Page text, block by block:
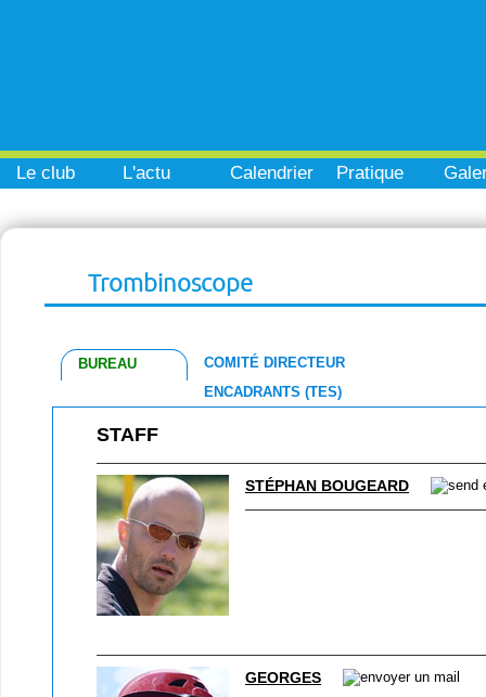
Le club L'actu Calendrier Pratique
Trombinoscope
BUREAU
COMITÉ DIRECTEUR
ENCADRANTS (TES)
STAFF
STÉPHAN BOUGEARD
GEORGES